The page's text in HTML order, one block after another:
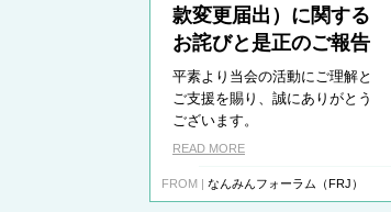
款変更届出）に関する
お詫びと是正のご報告
平素より当会の活動にご理解と
ご支援を賜り、誠にありがとう
ございます。
READ MORE
FROM | なんみんフォーラム（FRJ）